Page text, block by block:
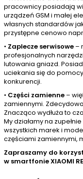
pracownicy posiadają
urządzeń GSM i małej
własnych standardów
przystępne cenowo
• Zaplecze serwisowe –
profesjonalnych
lutowania gniazd.
uciekania się do
konkurencji.
• Części zamienne –
zamiennymi.
Znacząco wydłuża to
My działamy na
wszystkich marek i
częściami zamiennymi,
Zapraszamy do
w smartfonieXIAOMI